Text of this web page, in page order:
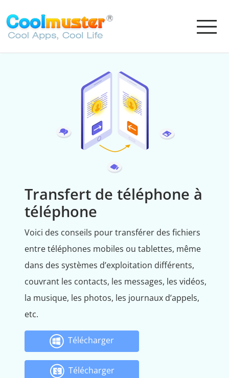
Transfert de téléphone à
téléphone
Voici des conseils pour transférer des fichiers
entre téléphones mobiles ou tablettes, même
dans des systèmes d’exploitation différents,
couvrant les contacts, les messages, les vidéos,
la musique, les photos, les journaux d’appels,
etc.
Télécharger
Télécharger